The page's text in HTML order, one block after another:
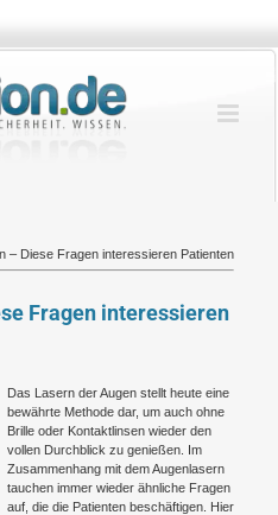
– Diese Fragen interessieren Patienten
Fragen interessieren
Das Lasern der Augen stellt heute eine
bewährte Methode dar, um auch ohne
Brille oder Kontaktlinsen wieder den
vollen Durchblick zu genießen. Im
Zusammenhang mit dem Augenlasern
tauchen immer wieder ähnliche Fragen
auf, die die Patienten beschäftigen. Hier